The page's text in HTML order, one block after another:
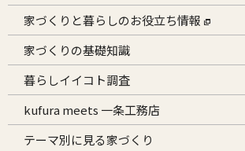
家づくりと暮らしのお役立ち情報
家づくりの基礎知識
暮らしイイコト調査
kufura meets 一条工務店
テーマ別に見る家づくり